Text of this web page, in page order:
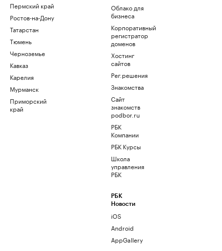
Пермский край
Ростов-на-Дону
Татарстан
Тюмень
Черноземье
Кавказ
Карелия
Мурманск
Приморский
край
Облако для
бизнеса
Корпоративный
регистратор
доменов
Хостинг
сайтов
Рег.решения
Знакомства
Сайт
знакомств
podbor.ru
РБК
Компании
РБК Курсы
Школа
управления
РБК
РБК
Новости
iOS
Android
AppGallery